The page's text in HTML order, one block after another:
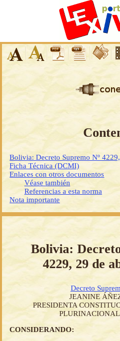
Bolivia: Decreto Supremo Nº
Ficha Técnica (DCMI)
Enlaces con otros documentos
Véase también
Referencias a esta norma
Nota importante
Bolivia:
4229, 29 de
Decreto
JEANINE
PRESIDENTA
CONSIDERANDO: